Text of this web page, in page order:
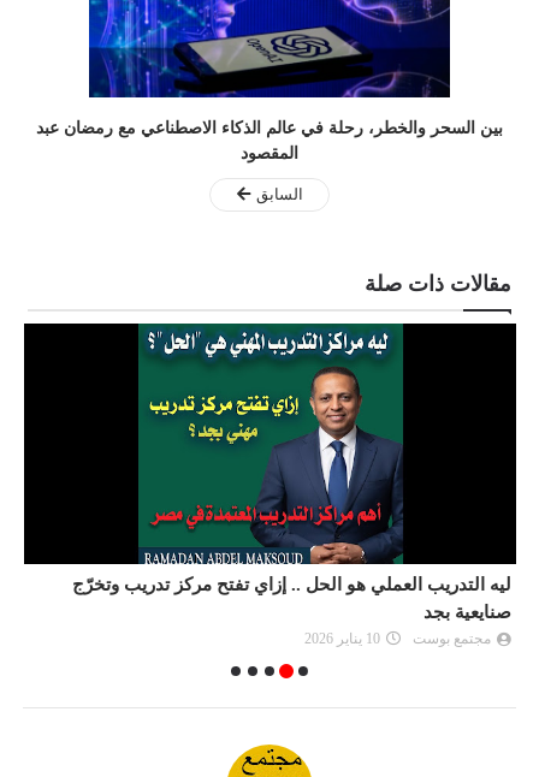
بين السحر والخطر، رحلة في عالم الذكاء الاصطناعي مع رمضان عبد
المقصود
السابق
مقالات ذات صلة
ليه التدريب العملي هو الحل .. إزاي تفتح مركز تدريب وتخرّج
صنايعية بجد
مجتمع بوست 10 يناير 2026